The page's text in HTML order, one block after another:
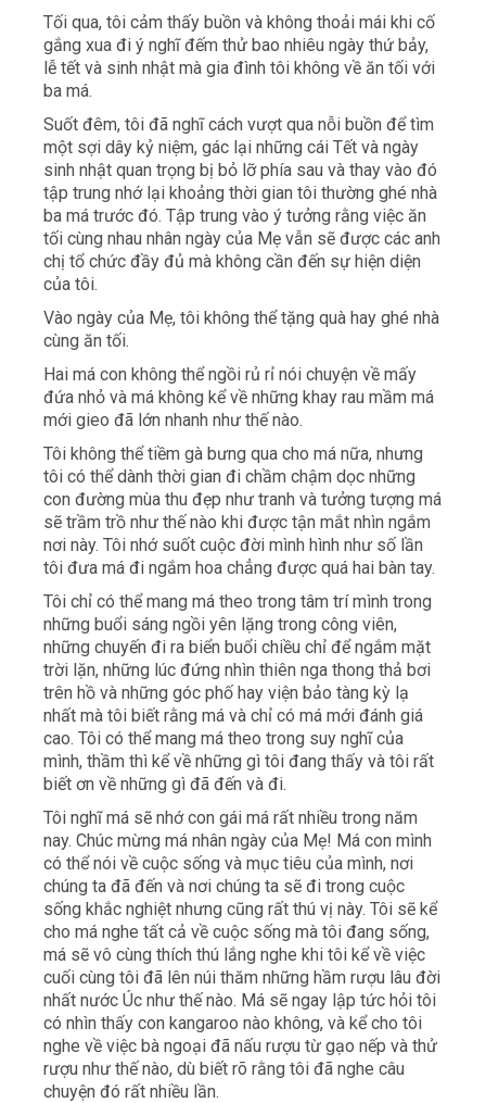
Tối qua, tôi cảm thấy buồn và không thoải mái khi cố
gắng xua đi ý nghĩ đếm thử bao nhiêu ngày thứ bảy,
lễ tết và sinh nhật mà gia đình tôi không về ăn tối với
ba má.
Suốt đêm, tôi đã nghĩ cách vượt qua nỗi buồn để tìm
một sợi dây kỷ niệm, gác lại những cái Tết và ngày
sinh nhật quan trọng bị bỏ lỡ phía sau và thay vào đó
tập trung nhớ lại khoảng thời gian tôi thường ghé nhà
ba má trước đó. Tập trung vào ý tưởng rằng việc ăn
tối cùng nhau nhân ngày của Mẹ vẫn sẽ được các anh
chị tổ chức đầy đủ mà không cần đến sự hiện diện
của tôi.
Vào ngày của Mẹ, tôi không thể tặng quà hay ghé nhà
cùng ăn tối.
Hai má con không thể ngồi rủ rỉ nói chuyện về mấy
đứa nhỏ và má không kể về những khay rau mầm má
mới gieo đã lớn nhanh như thế nào.
Tôi không thể tiềm gà bưng qua cho má nữa, nhưng
tôi có thể dành thời gian đi chầm chậm dọc những
con đường mùa thu đẹp như tranh và tưởng tượng má
sẽ trầm trồ như thế nào khi được tận mắt nhìn ngắm
nơi này. Tôi nhớ suốt cuộc đời mình hình như số lần
tôi đưa má đi ngắm hoa chẳng được quá hai bàn tay.
Tôi chỉ có thể mang má theo trong tâm trí mình trong
những buổi sáng ngồi yên lặng trong công viên,
những chuyến đi ra biển buổi chiều chỉ để ngắm mặt
trời lặn, những lúc đứng nhìn thiên nga thong thả bơi
trên hồ và những góc phố hay viện bảo tàng kỳ lạ
nhất mà tôi biết rằng má và chỉ có má mới đánh giá
cao. Tôi có thể mang má theo trong suy nghĩ của
mình, thầm thì kể về những gì tôi đang thấy và tôi rất
biết ơn về những gì đã đến và đi.
Tôi nghĩ má sẽ nhớ con gái má rất nhiều trong năm
nay. Chúc mừng má nhân ngày của Mẹ! Má con mình
có thể nói về cuộc sống và mục tiêu của mình, nơi
chúng ta đã đến và nơi chúng ta sẽ đi trong cuộc
sống khắc nghiệt nhưng cũng rất thú vị này. Tôi sẽ kể
cho má nghe tất cả về cuộc sống mà tôi đang sống,
má sẽ vô cùng thích thú lắng nghe khi tôi kể về việc
cuối cùng tôi đã lên núi thăm những hầm rượu lâu đời
nhất nước Úc như thế nào. Má sẽ ngay lập tức hỏi tôi
có nhìn thấy con kangaroo nào không, và kể cho tôi
nghe về việc bà ngoại đã nấu rượu từ gạo nếp và thử
rượu như thế nào, dù biết rõ rằng tôi đã nghe câu
chuyện đó rất nhiều lần.